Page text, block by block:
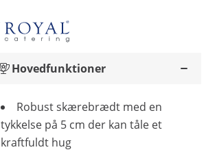
Hovedfunktioner
Robust skærebrædt med en
tykkelse på 5 cm der kan tåle et
kraftfuldt hug